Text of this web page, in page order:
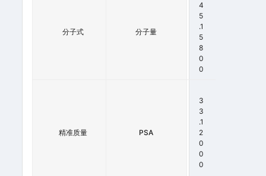
分子式 分子量
4
5
.1
5
8
0
0
精准质量 PSA
3
3
.1
2
0
0
0